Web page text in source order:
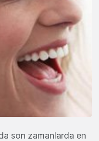
son zamanlarda en